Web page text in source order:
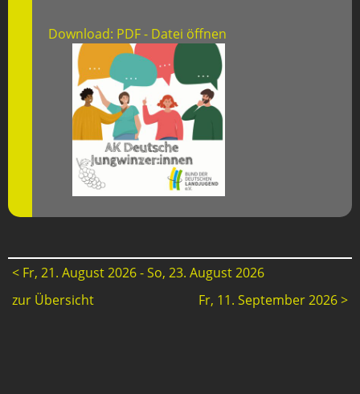
Download: PDF - Datei öffnen
< Fr, 21. August 2026 - So, 23. August 2026
zur Übersicht
Fr, 11. September 2026 >